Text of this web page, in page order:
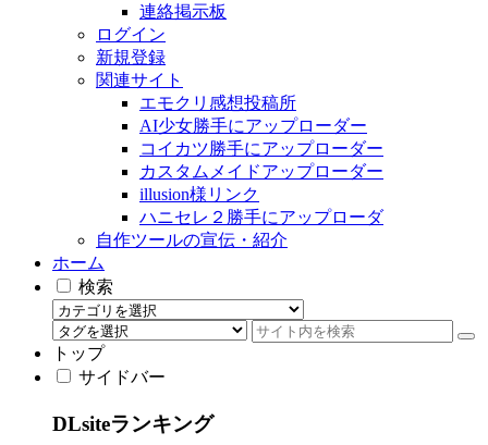
連絡掲示板
ログイン
新規登録
関連サイト
エモクリ感想投稿所
AI少女勝手にアップローダー
コイカツ勝手にアップローダー
カスタムメイドアップローダー
illusion様リンク
ハニセレ２勝手にアップローダ
自作ツールの宣伝・紹介
ホーム
検索
トップ
サイドバー
DLsiteランキング